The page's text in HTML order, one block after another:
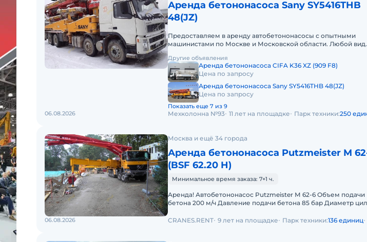
Аренда бетононасоса Sany SY5416THB
48(JZ)
Предоставляем в аренду автобетононасосы с опытными
машинистами по Москве и Московской области. Любой вид
Другие объявления
Аренда бетононасоса CIFA K36 XZ (909 F8)
Цена по запросу
Аренда бетононасоса Sany SY5416THB 48(JZ)
Цена по запросу
Показать еще 7 из 9
06.08.2026 Мехколонна №93 11 лет на площадке Парк техники:250
Москва и ещё 34 города
Аренда бетононасоса Putzmeister M
(BSF 62.20 H)
Минимальное время заказа: 7+1 ч.
Аренда! Автобетононасос Putzmeister М 62-6 Объем подачи
бетона 200 м/ч Давление подачи бетона 85 бар Диаметр
06.08.2026 CRANES.RENT 9 лет на площадке Парк техники:136 единиц